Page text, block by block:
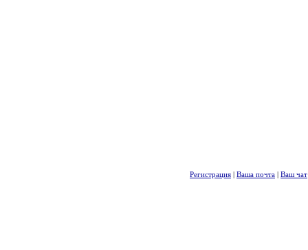
Регистрация | Ваша почта | Ваш чат